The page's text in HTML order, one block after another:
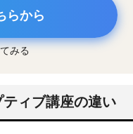
らから
みる
ィブ講座の違い